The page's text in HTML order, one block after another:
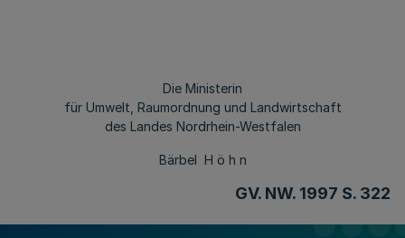
Die Ministerin
für Umwelt, Raumordnung und Landwirtschaft
des Landes Nordrhein-Westfalen
Bärbel H ö h n
GV. NW. 1997 S. 322